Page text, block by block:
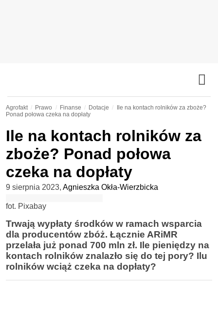
Agrofakt Prawo Finanse Dotacje
Ile na kontach rolników za zboże?
Ponad połowa czeka na dopłaty
Ile na kontach rolników za
zboże? Ponad połowa
czeka na dopłaty
9 sierpnia 2023, Agnieszka Okła-Wierzbicka
fot. Pixabay
Trwają wypłaty środków w ramach wsparcia
dla producentów zbóż. Łącznie ARiMR
przelała już ponad 700 mln zł. Ile pieniędzy na
kontach rolników znalazło się do tej pory? Ilu
rolników wciąż czeka na dopłaty?